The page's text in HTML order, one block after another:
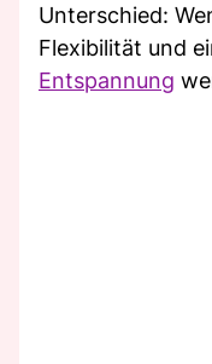
Unterschied:
Flexibilität und
Entspannung